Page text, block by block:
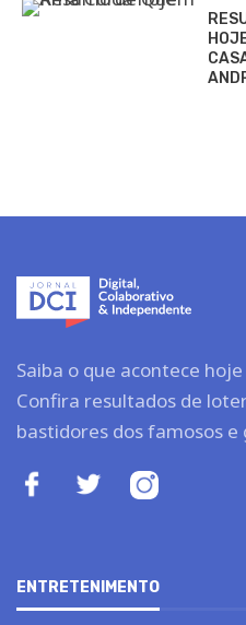
Saiba o que acontece
Confira resultados de
bastidores dos famosos e
ENTRETENIMENTO